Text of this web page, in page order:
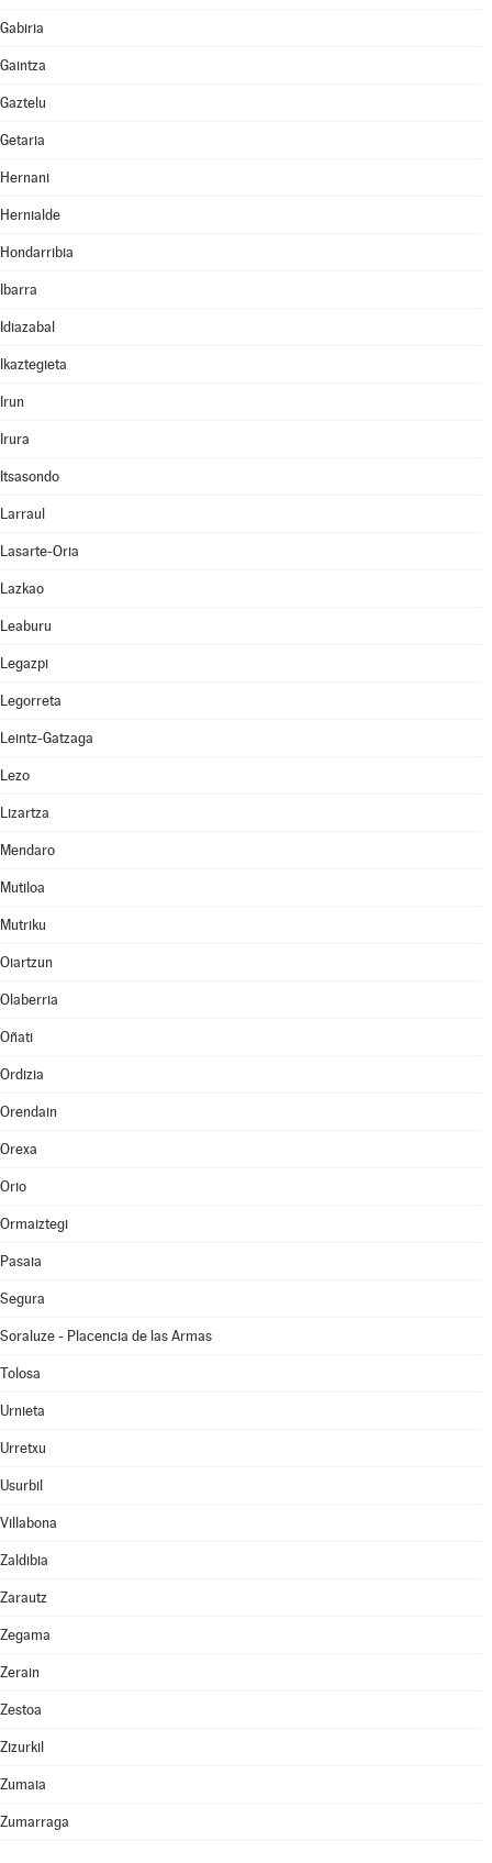
Gabiria
Gaintza
Gaztelu
Getaria
Hernani
Hernialde
Hondarribia
Ibarra
Idiazabal
Ikaztegieta
Irun
Irura
Itsasondo
Larraul
Lasarte-Oria
Lazkao
Leaburu
Legazpi
Legorreta
Leintz-Gatzaga
Lezo
Lizartza
Mendaro
Mutiloa
Mutriku
Oiartzun
Olaberria
Oñati
Ordizia
Orendain
Orexa
Orio
Ormaiztegi
Pasaia
Segura
Soraluze - Placencia de las Armas
Tolosa
Urnieta
Urretxu
Usurbil
Villabona
Zaldibia
Zarautz
Zegama
Zerain
Zestoa
Zizurkil
Zumaia
Zumarraga